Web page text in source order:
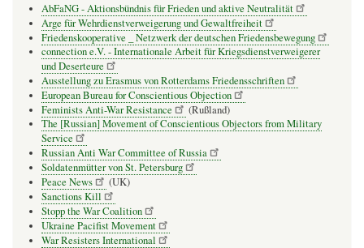
AbFaNG - Aktionsbündnis für Frieden und aktive Neutralität
Arge für Wehrdienstverweigerung und Gewaltfreiheit
Friedenskooperative _ Netzwerk der deutschen Friedensbewegung
connection e.V. - Inter­na­tio­nale Arbeit für Kriegs­dienst­ver­wei­gerer
und Deser­teure
Ausstellung zu Erasmus von Rotterdams Friedensschriften
European Bureau for Conscientious Objection
Feminists Anti-War Resistance
(Rußland)
The [Russian] Movement of Conscientious Objectors from Military
Service
Russian Anti War Committee of Russia
Soldatenmütter von St. Petersburg
Peace News
(UK)
Sanctions Kill
Stopp the War Coalition
Ukraine Pacifist Movement
War Resisters International